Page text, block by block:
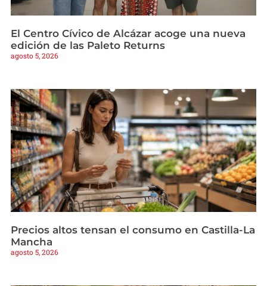
El Centro Cívico de Alcázar acoge una nueva
edición de las Paleto Returns
agosto 5, 2026
Precios altos tensan el consumo en Castilla-La
Mancha
agosto 5, 2026